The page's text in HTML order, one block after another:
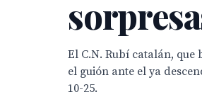
El C.N. Rubí catalán, que
el guión ante el ya
10-25.